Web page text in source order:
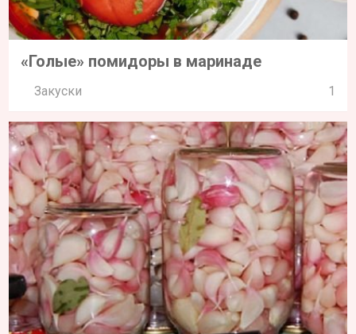
«Голые» помидоры в маринаде
Закуски 1